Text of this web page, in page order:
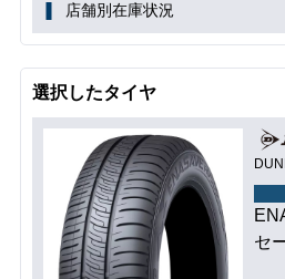
店舗別在庫状況
選択したタイヤ
セ